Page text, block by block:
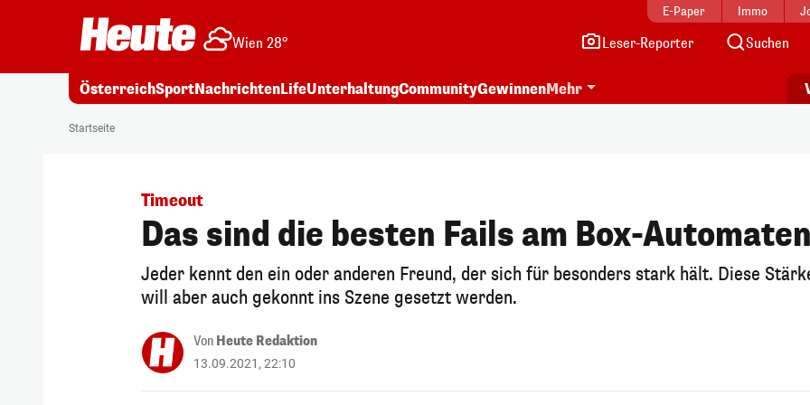
E-Paper Immo
Wien 28° Leser-Reporter Suchen
ÖsterreichSportNachrichtenLifeUnterhaltungCommunityGewinnenMehr
Startseite
Timeout
Das sind die besten Fails am Box-Automaten
Jeder kennt den ein oder anderen Freund, der sich für besonders stark hält. Diese
will aber auch gekonnt ins Szene gesetzt werden.
Von Heute Redaktion
13.09.2021, 22:10